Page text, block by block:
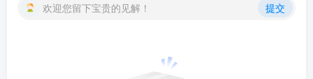
欢迎您留下宝贵的见解！ 提交